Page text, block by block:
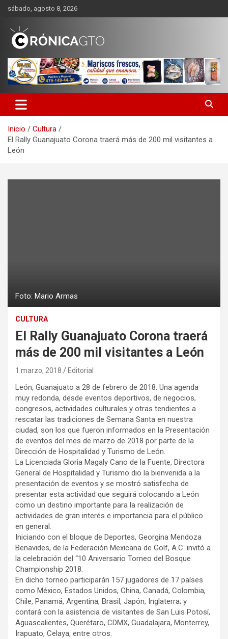
Saltar
contenido
sábado, agosto 8, 2026
CRONICA GUANAJUATO
Inicio
Cultura
El Rally Guanajuato Corona traerá más de 200 mil visitantes a
León
Foto: Mario Armas
CULTURA
El Rally Guanajuato Corona traerá
más de 200 mil visitantes a León
1 marzo, 2018 Editorial
León, Guanajuato a 28 de febrero de 2018. Una agenda
muy redonda, desde eventos deportivos, de negocios,
congresos, actividades culturales y otras tendientes a
rescatar las tradiciones de Semana Santa en nuestra
ciudad, son los que fueron informados en la Presentación
de eventos del mes de marzo de 2018 por parte de la
Dirección de Hospitalidad y Turismo de León.
La Licenciada Gloria Magaly Cano de la Fuente, Directora
General de Hospitalidad y Turismo dio la bienvenida a la
presentación de eventos y se mostró satisfecha de
presentar esta actividad que seguirá colocando a León
como un destino importante para la realización de
actividades de gran interés e importancia para el público
en general.
Iniciando con el bloque de Deportes, Georgina Mendoza
Benavides, de la Federación Mexicana de Golf, A.C. invitó a
la celebración del “10 Aniversario Torneo del Bosque
Championship 2018.
En dicho torneo participarán 157 jugadores de 17 países
como México, Estados Unidos, China, Canadá, Colombia,
Chile, Panamá, Argentina, Brasil, Japón, Inglaterra; y
contará con la asistencia de visitantes de San Luis Potosí,
Aguascalientes, Querétaro, CDMX, Guadalajara, Monterrey,
Irapuato, Celaya, entre otros.